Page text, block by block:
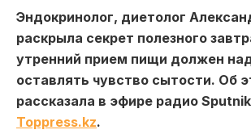
Эндокринолог, диетолог
раскрыла секрет полезного
утренний прием пищи должен
оставлять чувство сытости. Об
рассказала в эфире радио
Toppress.kz.